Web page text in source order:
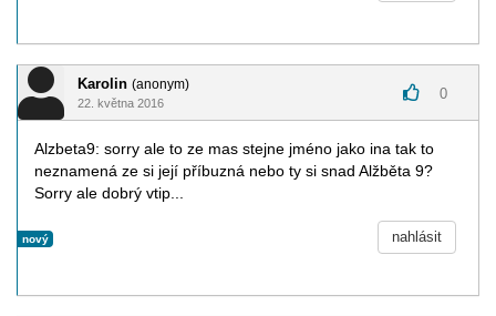
Karolin (anonym)
22. května 2016
0
Alzbeta9: sorry ale to ze mas stejne jméno jako ina tak to
neznamená ze si její příbuzná nebo ty si snad Alžběta 9?
Sorry ale dobrý vtip...
nový nahlásit